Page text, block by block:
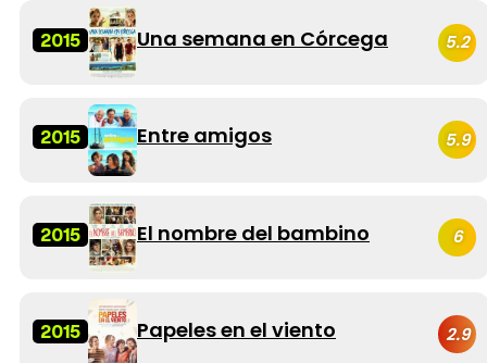
2015 Una semana en Córcega 5.2
2015 Entre amigos 5.9
2015 El nombre del bambino 6
2015 Papeles en el viento 2.9